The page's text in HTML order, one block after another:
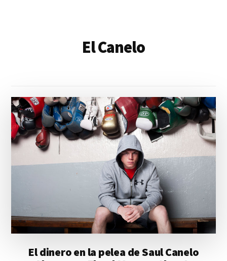
El Canelo
El dinero en la pelea de Saul Canelo